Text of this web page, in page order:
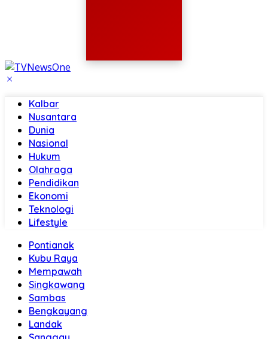
Kalbar
Nusantara
Dunia
Nasional
Hukum
Olahraga
Pendidikan
Ekonomi
Teknologi
Lifestyle
Pontianak
Kubu Raya
Mempawah
Singkawang
Sambas
Bengkayang
Landak